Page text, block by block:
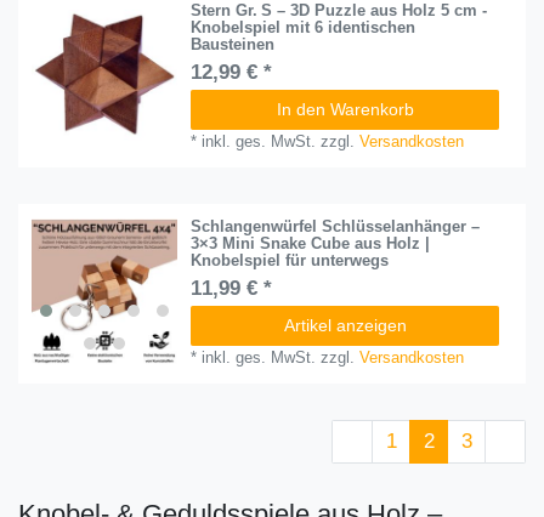
Stern Gr. S – 3D Puzzle aus Holz 5 cm -
Knobelspiel mit 6 identischen
Bausteinen
12,99 € *
In den Warenkorb
* inkl. ges. MwSt. zzgl.Versandkosten
Schlangenwürfel Schlüsselanhänger –
3×3 Mini Snake Cube aus Holz |
Knobelspiel für unterwegs
11,99 € *
Artikel anzeigen
* inkl. ges. MwSt. zzgl.Versandkosten
1 2 3